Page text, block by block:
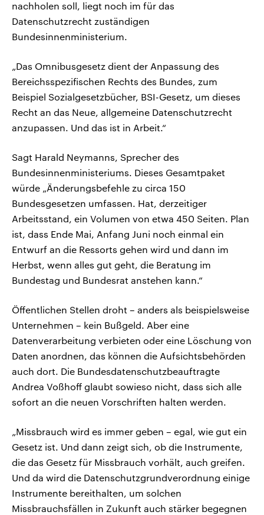
nachholen soll, liegt noch im für das
Datenschutzrecht zuständigen
Bundesinnenministerium.
„Das Omnibusgesetz dient der Anpassung des
Bereichsspezifischen Rechts des Bundes, zum
Beispiel Sozialgesetzbücher, BSI-Gesetz, um dieses
Recht an das Neue, allgemeine Datenschutzrecht
anzupassen. Und das ist in Arbeit.“
Sagt Harald Neymanns, Sprecher des
Bundesinnenministeriums. Dieses Gesamtpaket
würde „Änderungsbefehle zu circa 150
Bundesgesetzen umfassen. Hat, derzeitiger
Arbeitsstand, ein Volumen von etwa 450 Seiten. Plan
ist, dass Ende Mai, Anfang Juni noch einmal ein
Entwurf an die Ressorts gehen wird und dann im
Herbst, wenn alles gut geht, die Beratung im
Bundestag und Bundesrat anstehen kann.“
Öffentlichen Stellen droht – anders als beispielsweise
Unternehmen – kein Bußgeld. Aber eine
Datenverarbeitung verbieten oder eine Löschung von
Daten anordnen, das können die Aufsichtsbehörden
auch dort. Die Bundesdatenschutzbeauftragte
Andrea Voßhoff glaubt sowieso nicht, dass sich alle
sofort an die neuen Vorschriften halten werden.
„Missbrauch wird es immer geben – egal, wie gut ein
Gesetz ist. Und dann zeigt sich, ob die Instrumente,
die das Gesetz für Missbrauch vorhält, auch greifen.
Und da wird die Datenschutzgrundverordnung einige
Instrumente bereithalten, um solchen
Missbrauchsfällen in Zukunft auch stärker begegnen